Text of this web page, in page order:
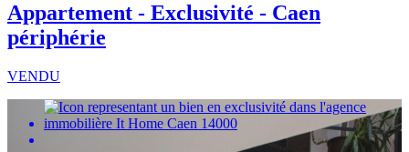
Appartement - Exclusivité - Caen
périphérie
VENDU